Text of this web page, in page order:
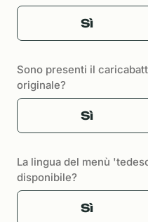
Sì
Sono presenti il
originale?
Sì
La lingua del menù
disponibile?
Sì